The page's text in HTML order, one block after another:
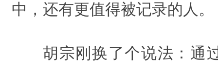
中，还有更值得被记录的人。
胡宗刚换了个说法：通